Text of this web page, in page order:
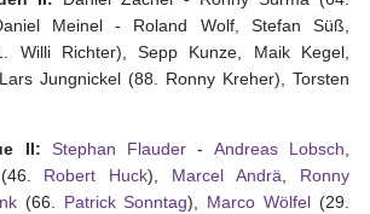
Meinel - Roland Wolf, Stefan Süß,
Willi Richter), Sepp Kunze, Maik Kegel,
Jungnickel (88. Ronny Kreher), Torsten
II: Stephan Flauder - Andreas Lobsch,
Robert Huck), Marcel Andrä, Ronny
(66. Patrick Sonntag), Marco Wölfel (29.